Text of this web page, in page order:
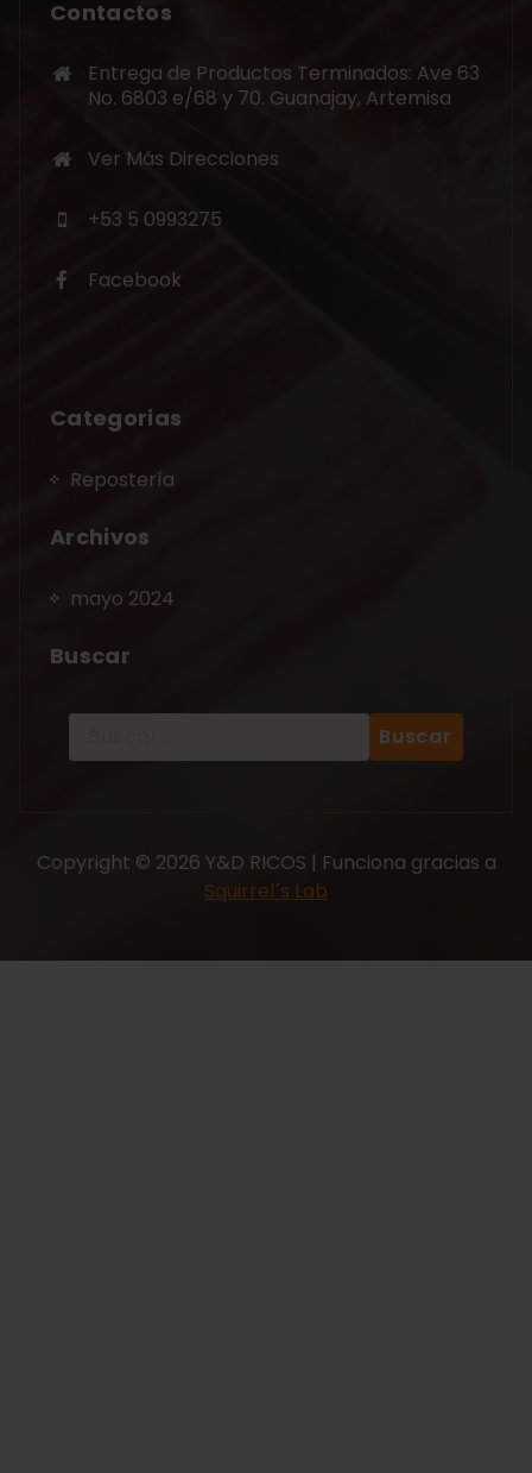
Contactos
Entrega de Productos Terminados: Ave 63
No. 6803 e/68 y 70. Guanajay, Artemisa
Ver Más Direcciones
+53 5 0993275
Facebook
Categorias
Repostería
Archivos
mayo 2024
Buscar
Copyright © 2026 Y&D RICOS | Funciona gracias a
Squirrel´s Lab